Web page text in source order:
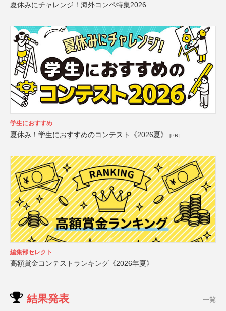
夏休みにチャレンジ！海外コンペ特集2026
学生におすすめ
夏休み！学生におすすめのコンテスト《2026夏》 [PR]
編集部セレクト
高額賞金コンテストランキング《2026年夏》
結果発表 一覧